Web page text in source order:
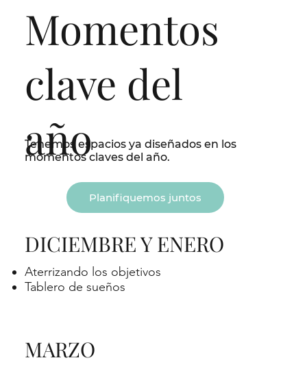
Momentos
clave del
año
DICIEMBRE Y ENERO
Aterrizando los objetivos
Tablero de sueños
MARZO
Planifiquemos juntos
Tenemos espacios ya diseñados en los
momentos claves del año.